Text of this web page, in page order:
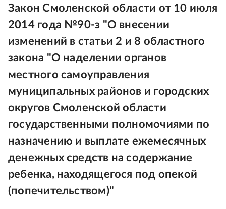
Закон Смоленской области от 10 июля
2014 года №90-з "О внесении
изменений в статьи 2 и 8 областного
закона "О наделении органов
местного самоуправления
муниципальных районов и городских
округов Смоленской области
государственными полномочиями по
назначению и выплате ежемесячных
денежных средств на содержание
ребенка, находящегося под опекой
(попечительством)"